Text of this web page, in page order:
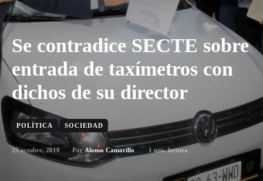
Se contradice SECTE sobre
entrada de taxímetros con
dichos de su director
POLÍTICA SOCIEDAD
25 octubre, 2018 Por Alonso Camarillo 1 min. lectura